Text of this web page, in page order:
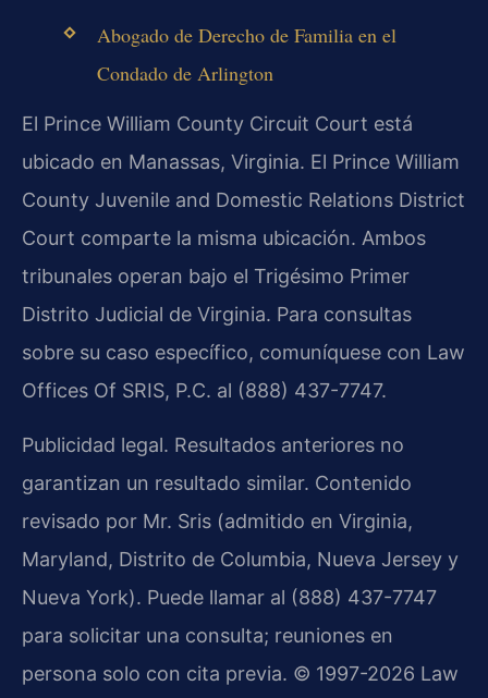
Abogado de Derecho de Familia en el
Condado de Arlington
El Prince William County Circuit Court está
ubicado en Manassas, Virginia. El Prince William
County Juvenile and Domestic Relations District
Court comparte la misma ubicación. Ambos
tribunales operan bajo el Trigésimo Primer
Distrito Judicial de Virginia. Para consultas
sobre su caso específico, comuníquese con Law
Offices Of SRIS, P.C. al (888) 437-7747.
Publicidad legal. Resultados anteriores no
garantizan un resultado similar. Contenido
revisado por Mr. Sris (admitido en Virginia,
Maryland, Distrito de Columbia, Nueva Jersey y
Nueva York). Puede llamar al (888) 437-7747
para solicitar una consulta; reuniones en
persona solo con cita previa. © 1997-2026 Law